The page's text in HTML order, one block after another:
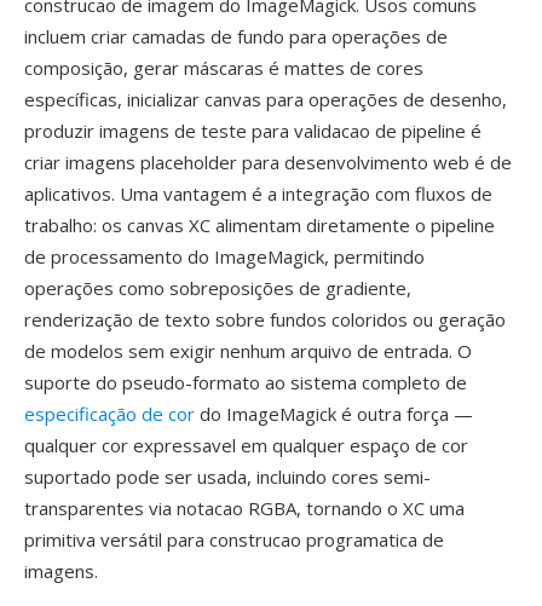
construcao de imagem do ImageMagick. Usos comuns
incluem criar camadas de fundo para operações de
composição, gerar máscaras é mattes de cores
específicas, inicializar canvas para operações de desenho,
produzir imagens de teste para validacao de pipeline é
criar imagens placeholder para desenvolvimento web é de
aplicativos. Uma vantagem é a integração com fluxos de
trabalho: os canvas XC alimentam diretamente o pipeline
de processamento do ImageMagick, permitindo
operações como sobreposições de gradiente,
renderização de texto sobre fundos coloridos ou geração
de modelos sem exigir nenhum arquivo de entrada. O
suporte do pseudo-formato ao sistema completo de
especificação de cor do ImageMagick é outra força —
qualquer cor expressavel em qualquer espaço de cor
suportado pode ser usada, incluindo cores semi-
transparentes via notacao RGBA, tornando o XC uma
primitiva versátil para construcao programatica de
imagens.